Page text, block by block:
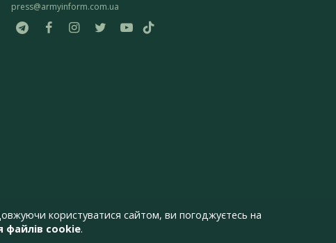
press@armyinform.com.ua
користуватися сайтом, ви погоджуєтесь на
файлів cookie.